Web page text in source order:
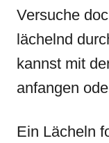
Versuche
lächelnd
kannst mit
anfangen
Ein Lächeln